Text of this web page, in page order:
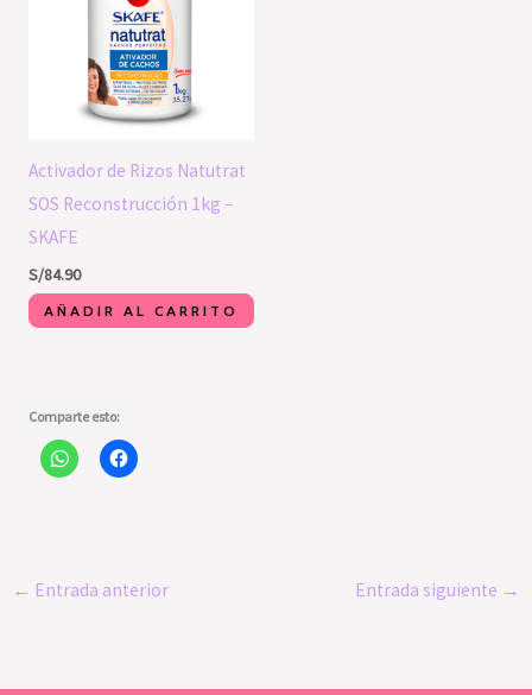
Activador de Rizos Natutrat
SOS Reconstrucción 1kg –
SKAFE
S/84.90
AÑADIR AL CARRITO
Comparte esto:
← Entrada anterior Entrada siguiente →